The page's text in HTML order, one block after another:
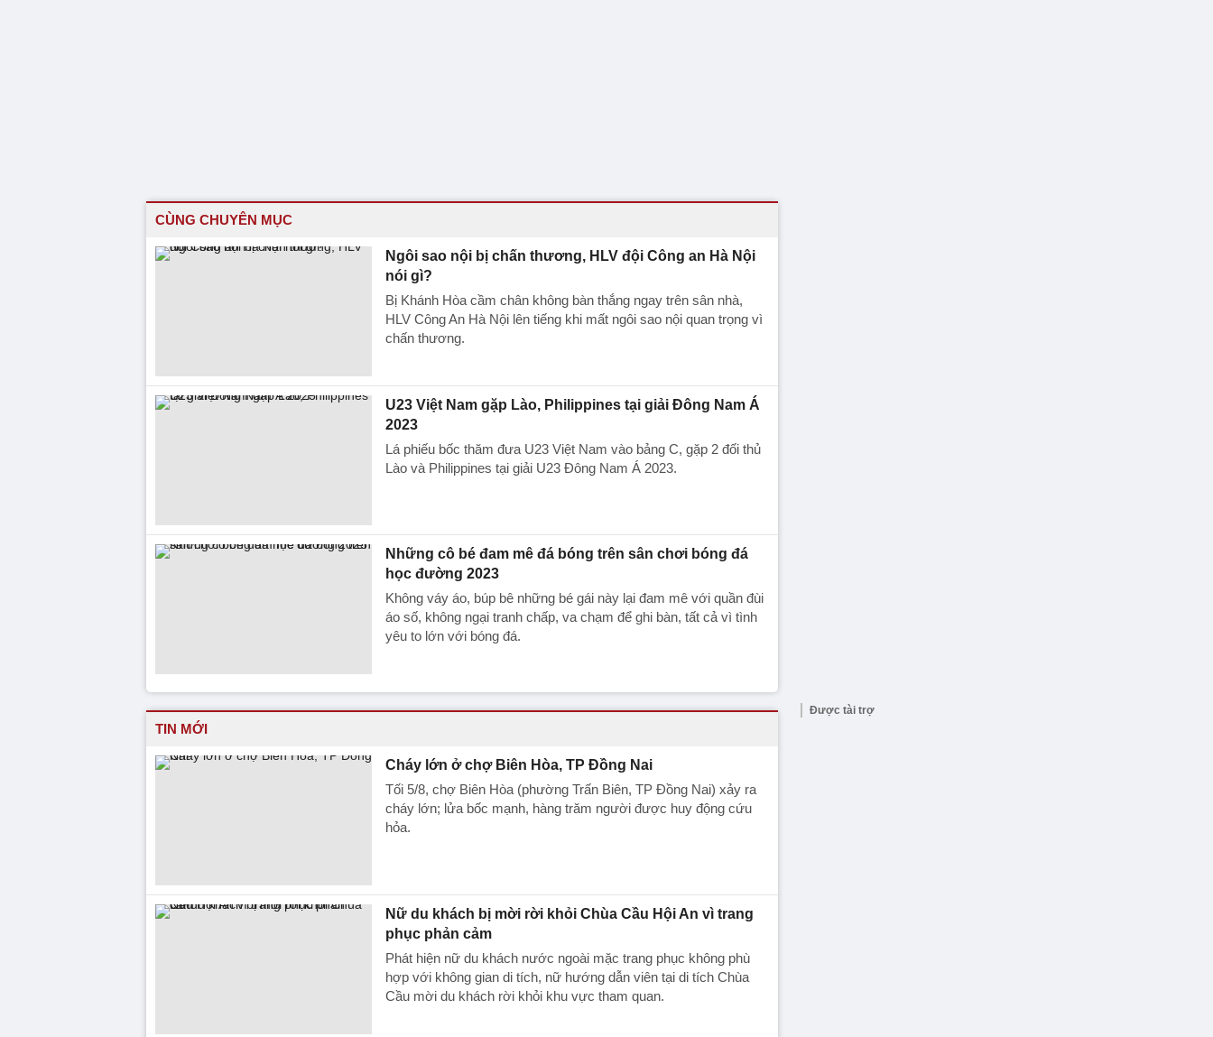
CÙNG CHUYÊN MỤC
Ngôi sao nội bị chấn thương, HLV đội Công an Hà Nội
nói gì?
Bị Khánh Hòa cầm chân không bàn thắng ngay trên sân nhà,
HLV Công An Hà Nội lên tiếng khi mất ngôi sao nội quan trọng vì
chấn thương.
U23 Việt Nam gặp Lào, Philippines tại giải Đông Nam Á
2023
Lá phiếu bốc thăm đưa U23 Việt Nam vào bảng C, gặp 2 đối thủ
Lào và Philippines tại giải U23 Đông Nam Á 2023.
Những cô bé đam mê đá bóng trên sân chơi bóng đá
học đường 2023
Không váy áo, búp bê những bé gái này lại đam mê với quần đùi
áo số, không ngại tranh chấp, va chạm để ghi bàn, tất cả vì tình
yêu to lớn với bóng đá.
TIN MỚI
Cháy lớn ở chợ Biên Hòa, TP Đồng Nai
Tối 5/8, chợ Biên Hòa (phường Trấn Biên, TP Đồng Nai) xảy ra
cháy lớn; lửa bốc mạnh, hàng trăm người được huy động cứu
hỏa.
Nữ du khách bị mời rời khỏi Chùa Cầu Hội An vì trang
phục phản cảm
Phát hiện nữ du khách nước ngoài mặc trang phục không phù
hợp với không gian di tích, nữ hướng dẫn viên tại di tích Chùa
Cầu mời du khách rời khỏi khu vực tham quan.
Được tài trợ